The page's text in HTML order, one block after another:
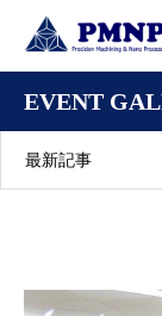
EVENT
最新記事